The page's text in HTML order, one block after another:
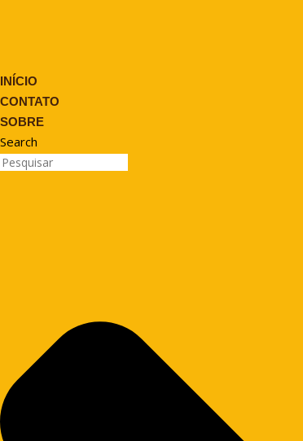
INÍCIO
CONTATO
SOBRE
Search